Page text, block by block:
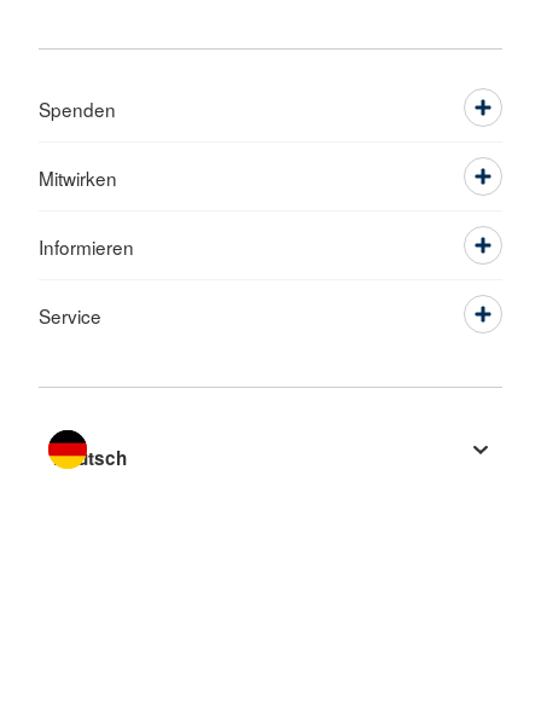
Spenden
Mitwirken
Informieren
Service
Sprache wechseln zu